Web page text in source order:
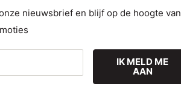
nieuwsbrief en blijf op de hoogte van
IK MELD ME
AAN